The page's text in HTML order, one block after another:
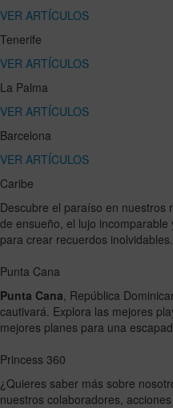
VER ARTÍCULOS
Tenerife
VER ARTÍCULOS
La Palma
VER ARTÍCULOS
Barcelona
VER ARTÍCULOS
Caribe
Descubre el paraíso en nuestros
de ensueño, el lujo
para crear recuerdos inolvidables.
Punta Cana
Punta Cana , República
cautivará. Explora las mejores
mejores planes para una
Princess 360
¿Quieres saber más sobre
nuestros colaboradores,